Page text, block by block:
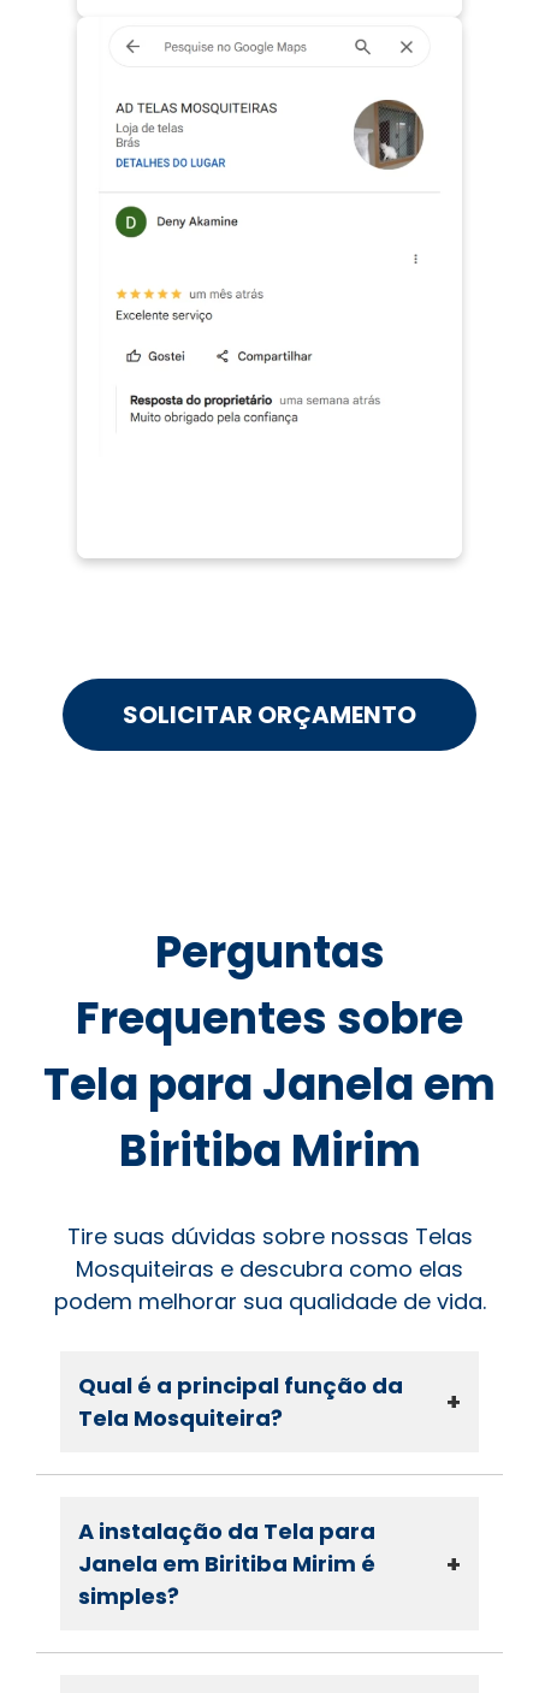
SOLICITAR ORÇAMENTO
Perguntas
Frequentes sobre
Tela para Janela em
Biritiba Mirim
Tire suas dúvidas sobre nossas Telas
Mosquiteiras e descubra como elas
podem melhorar sua qualidade de vida.
Qual é a principal função da
Tela Mosquiteira?
+
A instalação da Tela para
Janela em Biritiba Mirim é
simples?
+